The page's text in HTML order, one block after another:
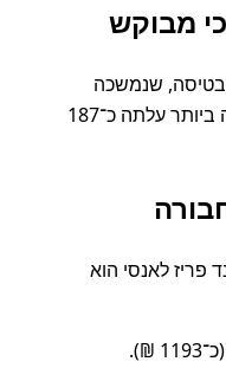
מבוקש
בטיסה, שנמשכה
סביב 1.1 שעות. האפשרות הזולה ביותר עלתה כ־187
פריז לאנסי הוא
₪).